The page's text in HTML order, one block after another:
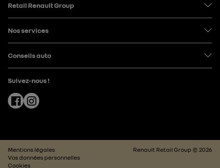
Retail Renault Group
Nos services
Conseils auto
Suivez-nous !
Facebook
Instagram
Mentions légales
Vos données personnelles
Cookies
Renault Retail Group © 2026